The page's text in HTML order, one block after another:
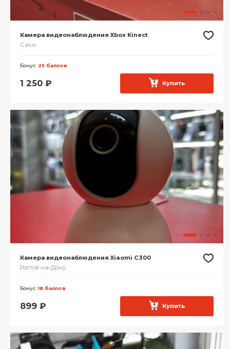
Камера видеонаблюдения Xbox Kinect
Саки
Бонус: 25 баллов
1 250 ₽ Купить
Камера видеонаблюдения Xiaomi С300
Ростов-на-Дону
Бонус:18 баллов
899 ₽ Купить